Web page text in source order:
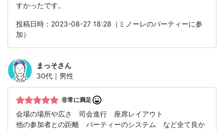
すかったです。
投稿日時：2023-08-27 18:28（ミノーレのパーティーに参
加）
まっそさん
30代｜男性
非常に満足
会場の場所や広さ 司会進行 座席レイアウト
他の参加者との距離 パーティーのシステム など全て良か